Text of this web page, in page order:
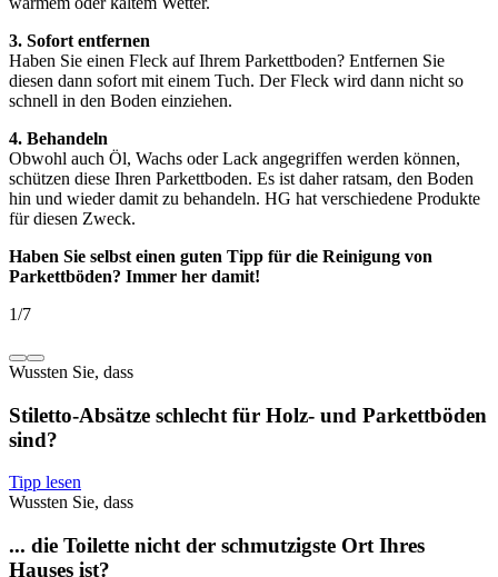
3. Sofort entfernen
Haben Sie einen Fleck auf Ihrem Parkettboden? Entfernen Sie
diesen dann sofort mit einem Tuch. Der Fleck wird dann nicht so
schnell in den Boden einziehen.
4. Behandeln
Obwohl auch Öl, Wachs oder Lack angegriffen werden können,
schützen diese Ihren Parkettboden. Es ist daher ratsam, den Boden
hin und wieder damit zu behandeln. HG hat verschiedene Produkte
für diesen Zweck.
Haben Sie selbst einen guten Tipp für die Reinigung von
Parkettböden? Immer her damit!
1/7
Wussten Sie, dass
Stiletto-Absätze schlecht für Holz- und Parkettböden
sind?
Tipp lesen
Wussten Sie, dass
... die Toilette nicht der schmutzigste Ort Ihres
Hauses ist?